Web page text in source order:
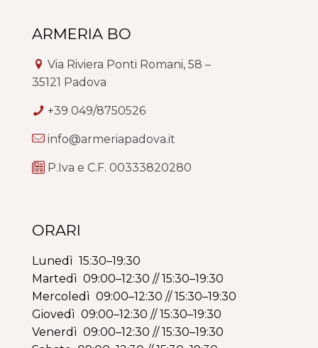
ARMERIA BO
Via Riviera Ponti Romani, 58 –
35121 Padova
+39 049/8750526
info@armeriapadova.it
P.Iva e C.F. 00333820280
ORARI
Lunedì 15:30–19:30
Martedì 09:00–12:30 // 15:30–19:30
Mercoledì 09:00–12:30 // 15:30–19:30
Giovedì 09:00–12:30 // 15:30–19:30
Venerdì 09:00–12:30 // 15:30–19:30